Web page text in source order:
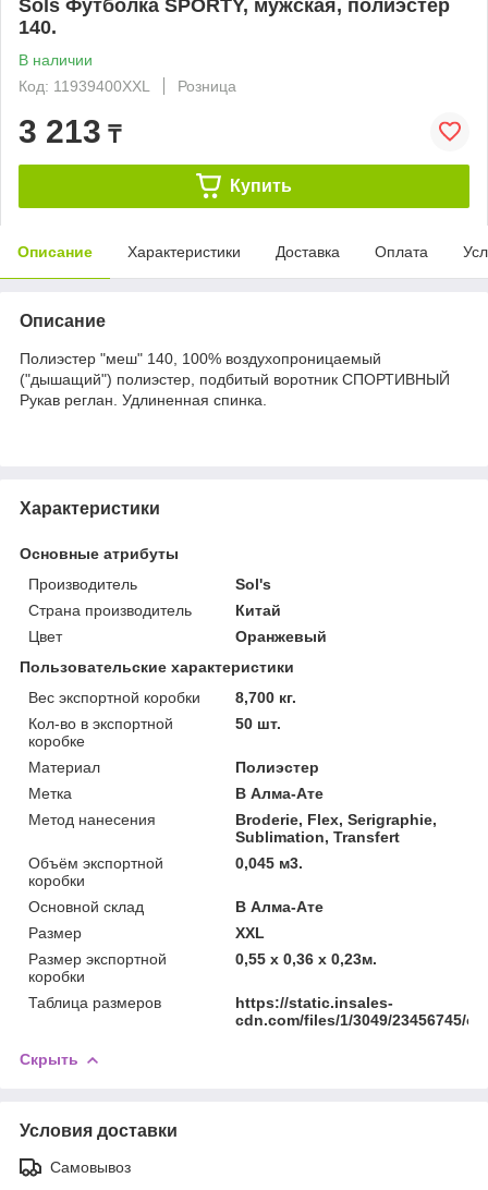
Sols Футболка SPORTY, мужская, полиэстер
140.
В наличии
Код: 11939400XXL
Розница
3 213 ₸
Купить
Описание Характеристики Доставка Оплата
Описание
Полиэстер "меш" 140, 100% воздухопроницаемый
("дышащий") полиэстер, подбитый воротник СПОРТИВНЫЙ
Рукав реглан. Удлиненная спинка.
Характеристики
Основные атрибуты
Производитель
Sol's
Страна производитель
Китай
Цвет
Оранжевый
Пользовательские характеристики
Вес экспортной коробки
8,700 кг.
Кол-во в экспортной
коробке
50 шт.
Материал
Полиэстер
Метка
В Алма-Ате
Метод нанесения
Broderie, Flex, Serigraphie,
Sublimation, Transfert
Объём экспортной
коробки
0,045 м3.
Основной склад
В Алма-Ате
Размер
XXL
Размер экспортной
коробки
0,55 x 0,36 x 0,23м.
Таблица размеров
https://static.insales-
cdn.com/files/1/3049/23456745/
Скрыть
Условия доставки
Самовывоз